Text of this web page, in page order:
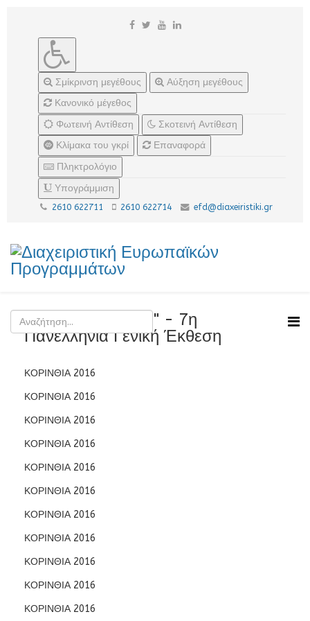
Σμίκρινση μεγέθους
Αύξηση μεγέθους
Κανονικό μέγεθος
Φωτεινή Αντίθεση
Σκοτεινή Αντίθεση
Κλίμακα του γκρί
Επαναφορά
Πληκτρολόγιο
Υπογράμμιση
2610 622711 2610 622714 efd@diaxeiristiki.gr
"ΚΟΡΙΝΘΙΑ 2016" - 7η
Πανελλήνια Γενική Έκθεση
ΚΟΡΙΝΘΙΑ 2016
ΚΟΡΙΝΘΙΑ 2016
ΚΟΡΙΝΘΙΑ 2016
ΚΟΡΙΝΘΙΑ 2016
ΚΟΡΙΝΘΙΑ 2016
ΚΟΡΙΝΘΙΑ 2016
ΚΟΡΙΝΘΙΑ 2016
ΚΟΡΙΝΘΙΑ 2016
ΚΟΡΙΝΘΙΑ 2016
ΚΟΡΙΝΘΙΑ 2016
ΚΟΡΙΝΘΙΑ 2016